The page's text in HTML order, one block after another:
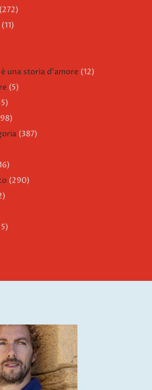
(272)
(11)
una storia d'amore (12)
(5)
(387)
(290)